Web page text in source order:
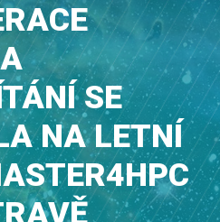
SE
NA LETNÍ